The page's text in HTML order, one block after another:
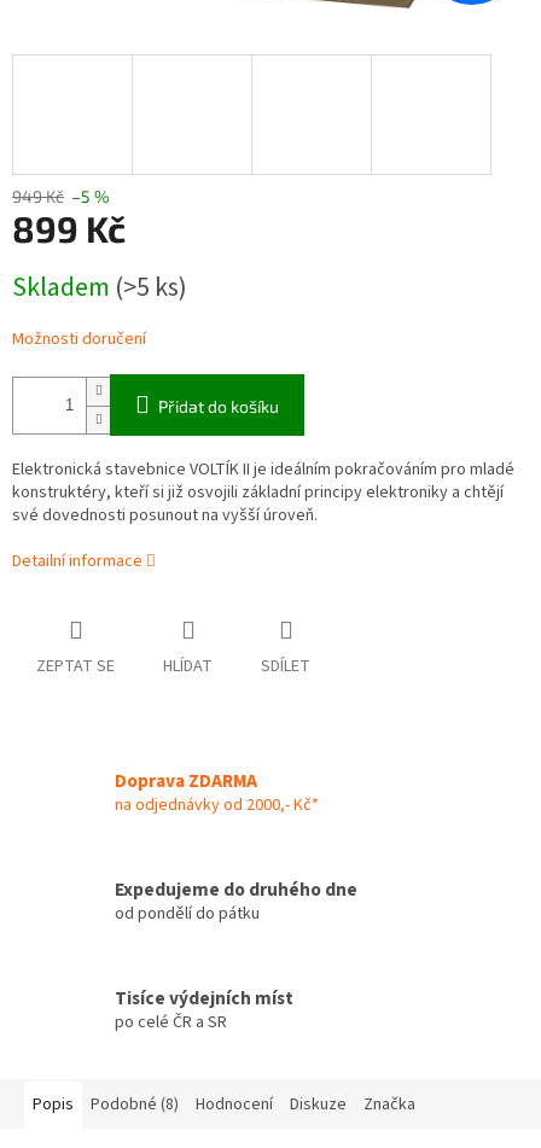
949 Kč –5 %
899 Kč
cena:
Skladem (>5 ks)
Možnosti doručení
Přidat do košíku
Elektronická stavebnice VOLTÍK II je ideálním pokračováním pro mladé
konstruktéry, kteří si již osvojili základní principy elektroniky a chtějí
své dovednosti posunout na vyšší úroveň.
Detailní informace
ZEPTAT SE HLÍDAT SDÍLET
Doprava ZDARMA
na odjednávky od 2000,- Kč*
Expedujeme do druhého dne
od pondělí do pátku
Tisíce výdejních míst
po celé ČR a SR
Popis Podobné (8) Hodnocení Diskuze Značka